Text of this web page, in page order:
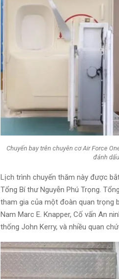
Chuyến bay trên chuyên cơ Air Force
đánh
Lịch trình chuyến thăm này được
Tổng Bí thư Nguyễn Phú Trọng.
tham gia của một đoàn quan trọng
Nam Marc E. Knapper, Cố vấn An
thống John Kerry, và nhiều quan